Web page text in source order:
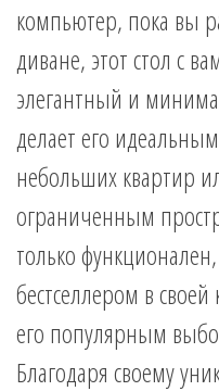
компьютер, пока вы
диване, этот стол c
элегантный и
делает его
небольших квартир
ограниченным
только
бестселлером в
его популярным
Благодаря своему